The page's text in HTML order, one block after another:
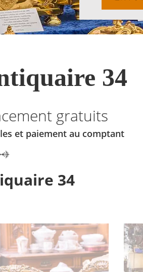
34
gratuits
et paiement au comptant
34